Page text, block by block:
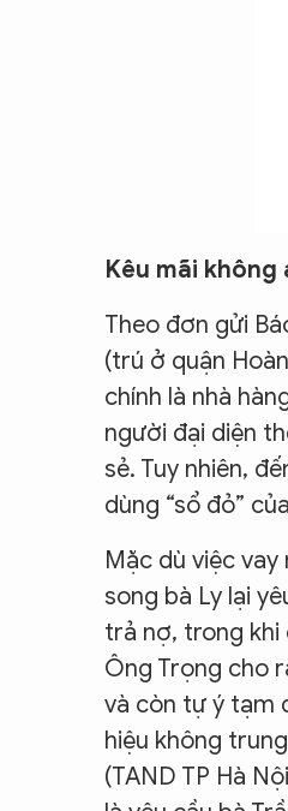
Kêu mãi không
Theo đơn gửi
(trú ở quận
chính là nhà
người đại diện
sẻ. Tuy nhiên,
dùng “sổ đỏ”
Mặc dù việc
song bà Ly lại
trả nợ, trong khi
Ông Trọng cho
và còn tự ý tạm
hiệu không
(TAND TP Hà